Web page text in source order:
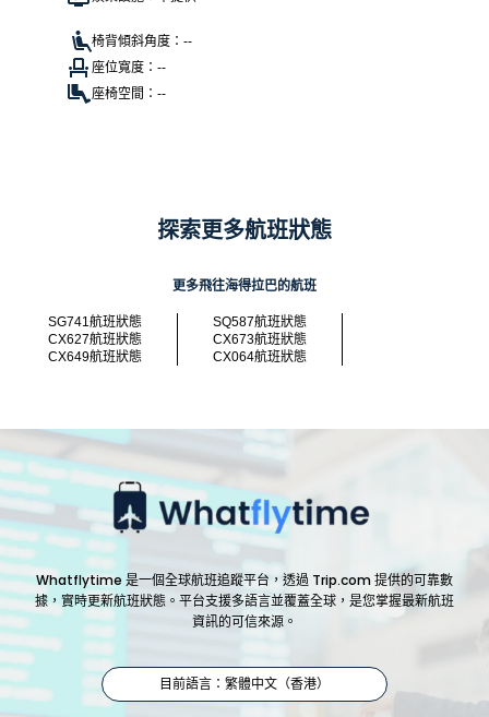
椅背傾斜角度：--
座位寬度：--
座椅空間：--
探索更多航班狀態
更多飛往海得拉巴的航班
SG741航班狀態
SQ587航班狀態
CX627航班狀態
CX673航班狀態
CX649航班狀態
CX064航班狀態
Whatflytime 是一個全球航班追蹤平台，透過 Trip.com 提供的可靠數
據，實時更新航班狀態。平台支援多語言並覆蓋全球，是您掌握最新航班
資訊的可信來源。
目前語言：繁體中文（香港）